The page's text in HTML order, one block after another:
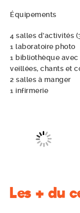
Équipements
4 salles d’activités
1 laboratoire photo
1 bibliothèque avec
veillées, chants et
2 salles à manger
1 infirmerie
Les + du